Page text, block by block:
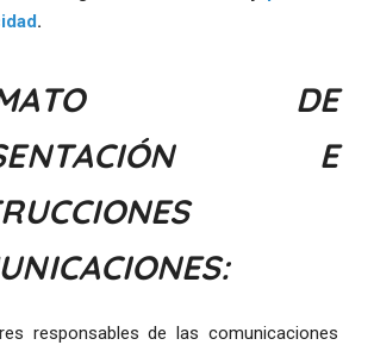
.
DE
E
responsables de las comunicaciones